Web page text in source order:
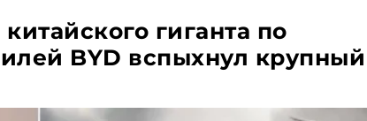
гиганта по
BYD вспыхнул крупный